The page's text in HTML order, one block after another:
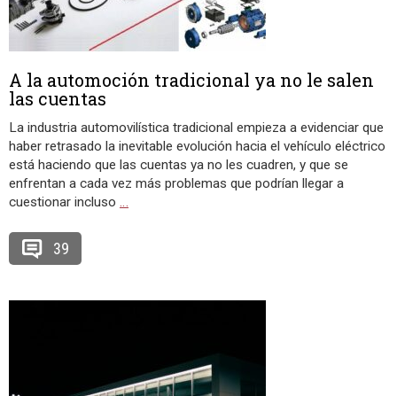
A la automoción tradicional ya no le salen
las cuentas
La industria automovilística tradicional empieza a evidenciar que
haber retrasado la inevitable evolución hacia el vehículo eléctrico
está haciendo que las cuentas ya no les cuadren, y que se
enfrentan a cada vez más problemas que podrían llegar a
cuestionar incluso …
39